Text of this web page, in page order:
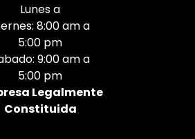
Lunes a
8:00 am a
5:00 pm
9:00 am a
5:00 pm
Legalmente
Constituida